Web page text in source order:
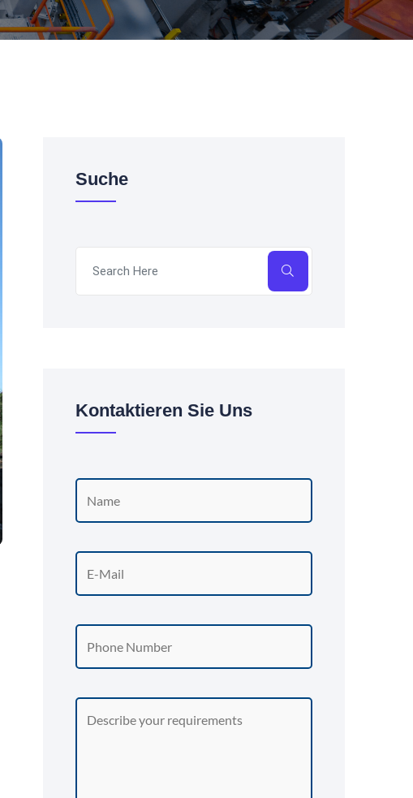
Suche
Kontaktieren Sie Uns